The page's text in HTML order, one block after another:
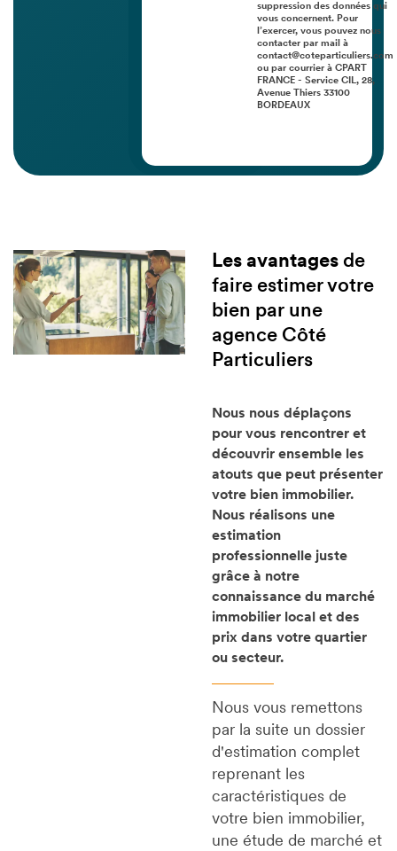
suppression des données qui
vous concernent. Pour
l’exercer, vous pouvez nous
contacter par mail à
contact@coteparticuliers.com
ou par courrier à CPART
FRANCE - Service CIL, 28,
Avenue Thiers 33100
BORDEAUX
Les avantagesde
faire estimer votre
bien par une
agence Côté
Particuliers
Nous nous déplaçons
pour vous rencontrer et
découvrir ensemble les
atouts que peut présenter
votre bien immobilier.
Nous réalisons une
estimation
professionnelle juste
grâce à notre
connaissance du marché
immobilier local et des
prix dans votre quartier
ou secteur.
Nous vous remettons
par la suite un dossier
d'estimation complet
reprenant les
caractéristiques de
votre bien immobilier,
une étude de marché et